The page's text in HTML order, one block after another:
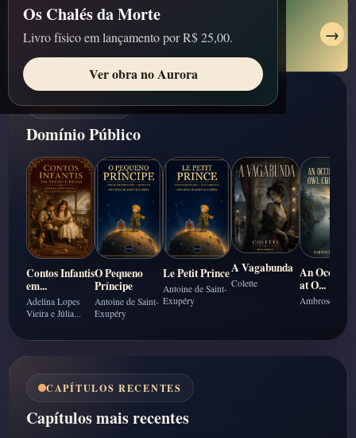
Os Chalés da Morte
Livro físico em lançamento por R$ 25,00.
Ver obra no Aurora
FIGURINHAS LITERUNICO
Álbum Literunico →
BIBLIOTECA
Domínio Público
Contos Infantis
em...
Adelina Lopes
Vieira e Júlia...
O Pequeno
Príncipe
Antoine de Saint-
Exupéry
Le Petit Prince
Antoine de Saint-
Exupéry
A Vagabunda
Colette
An
at O...
Ambrose
CAPÍTULOS RECENTES
Capítulos mais recentes